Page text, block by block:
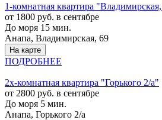
1-комнатная квартира
от 1800 руб. в сентябре
До моря 15 мин.
Анапа, Владимирская, 69
На карте
ПОДРОБНЕЕ
2х-комнатная квартира "Горького 2/а"
от 2800 руб. в сентябре
До моря 5 мин.
Анапа, Горького 2/а